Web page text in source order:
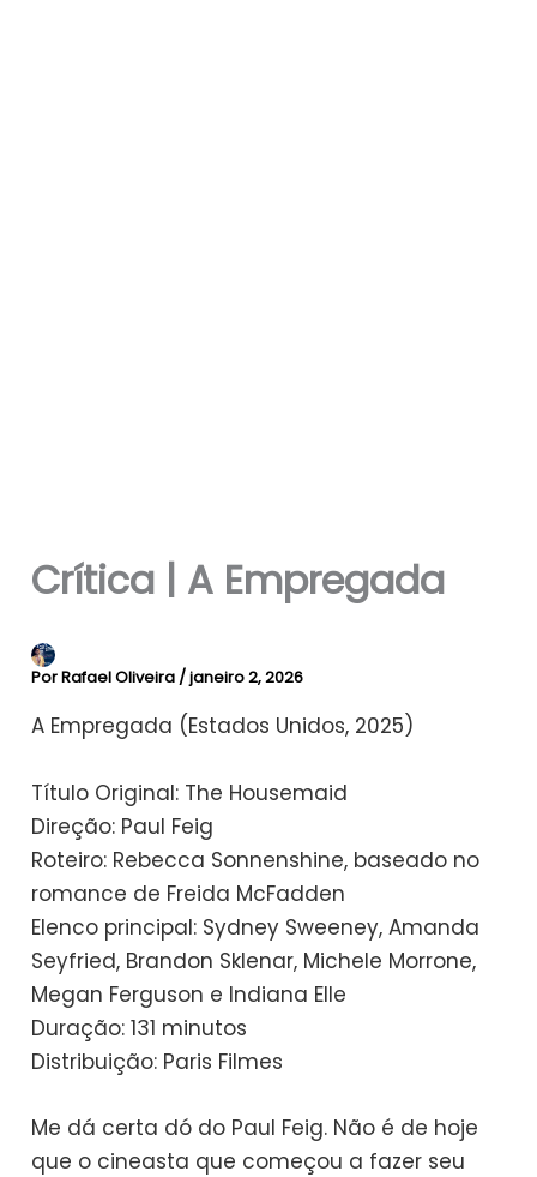
Crítica | A Empregada
PorRafael Oliveira /janeiro 2, 2026
A Empregada (Estados Unidos, 2025)​
Título Original: The Housemaid​
Direção: Paul Feig​
Roteiro: Rebecca Sonnenshine, baseado no
romance de Freida McFadden
Elenco principal: Sydney Sweeney, Amanda
Seyfried, Brandon Sklenar, Michele Morrone​,
Megan Ferguson e Indiana Elle
Duração: 131 minutos​
Distribuição: Paris Filmes
Me dá certa dó do Paul Feig. Não é de hoje
que o cineasta que começou a fazer seu